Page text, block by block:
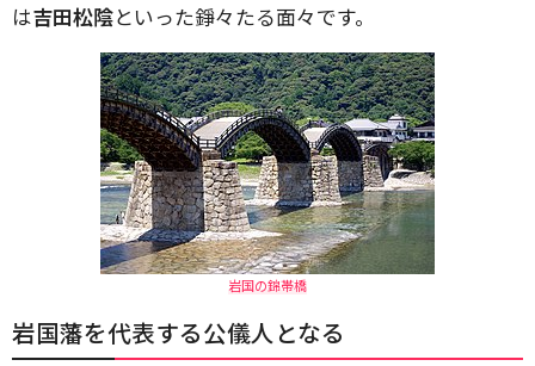
は吉田松陰といった錚々たる面々です。
岩国の錦帯橋
岩国藩を代表する公儀人となる